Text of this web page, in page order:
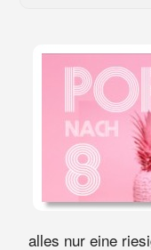
alles nur eine